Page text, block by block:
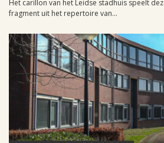
Het carillon van het Leidse stadhuis speelt
fragment uit het repertoire van...